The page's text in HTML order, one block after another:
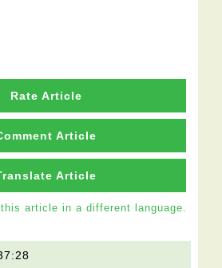
Rate Article
Article
Article
article in a different language.